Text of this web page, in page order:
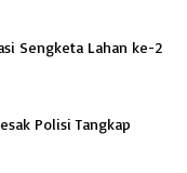
Sengketa Lahan ke-2
Polisi Tangkap